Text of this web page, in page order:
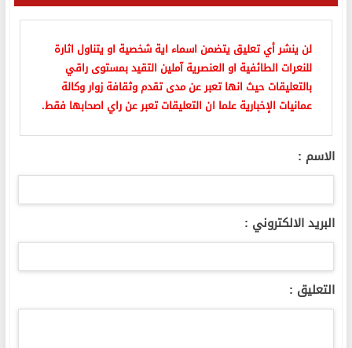
لن ينشر أي تعليق يتضمن اسماء اية شخصية او يتناول اثارة
للنعرات الطائفية او العنصرية آملين التقيد بمستوى راقي
بالتعليقات حيث انها تعبر عن مدى تقدم وثقافة زوار وكالة
عمانيات الإخبارية علما ان التعليقات تعبر عن راي اصحابها فقط.
الاسم :
البريد الالكتروني :
التعليق :